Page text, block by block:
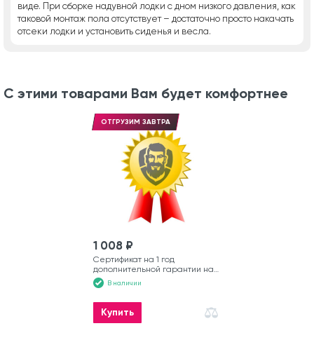
виде. При сборке надувной лодки с дном низкого давления, как
таковой монтаж пола отсутствует – достаточно просто накачать
отсеки лодки и установить сиденья и весла.
С этими товарами Вам будет комфортнее
ОТГРУЗИМ ЗАВТРА
1 008 ₽
Сертификат на 1 год
дополнительной гарантии на
моторную лодку
В наличии
Купить